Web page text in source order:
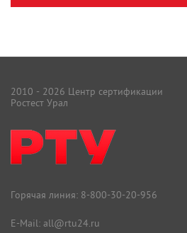
2010 - 2026 Центр сертификации
Ростест Урал
Горячая линия: 8-800-30-20-956
E-Mail: all@rtu24.ru